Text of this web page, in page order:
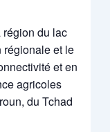
du lac
régionale et le
et en
agricoles
du Tchad